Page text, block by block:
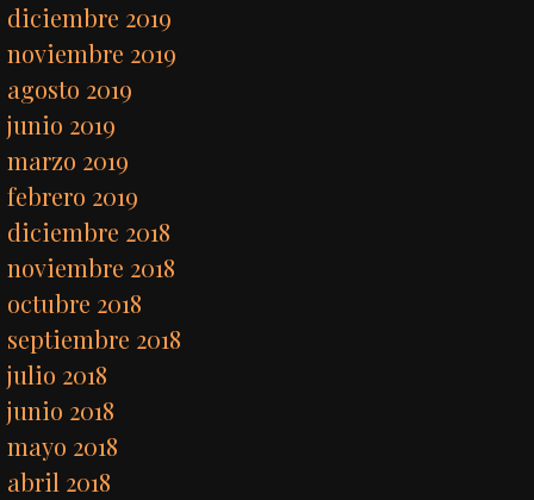
diciembre 2019
noviembre 2019
agosto 2019
junio 2019
marzo 2019
febrero 2019
diciembre 2018
noviembre 2018
octubre 2018
septiembre 2018
julio 2018
junio 2018
mayo 2018
abril 2018